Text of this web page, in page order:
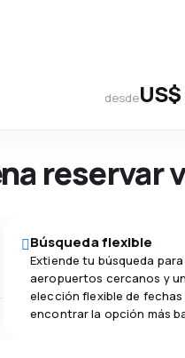
desde
Búsqueda flexible
Extiende tu búsqueda
aeropuertos cercanos y
elección flexible de fechas
encontrar la opción más